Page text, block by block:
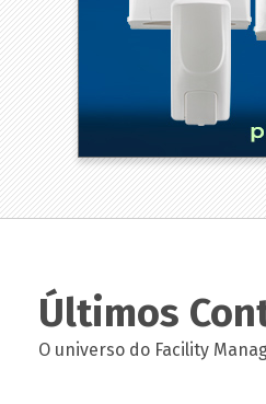
Últimos
O universo do Facility